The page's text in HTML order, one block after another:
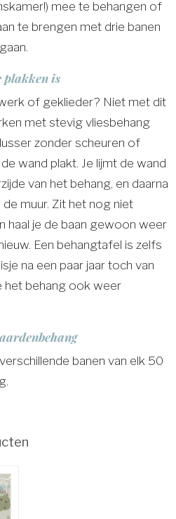
mee te behangen of
te brengen met drie banen
plakken is
of geklieder? Niet met dit
met stevig vliesbehang
zonder scheuren of
wand plakt. Je lijmt de wand
van het behang, en daarna
muur. Zit het nog niet
haal je de baan gewoon weer
Een behangtafel is zelfs
na een paar jaar toch van
het behang ook weer
banen van elk 50